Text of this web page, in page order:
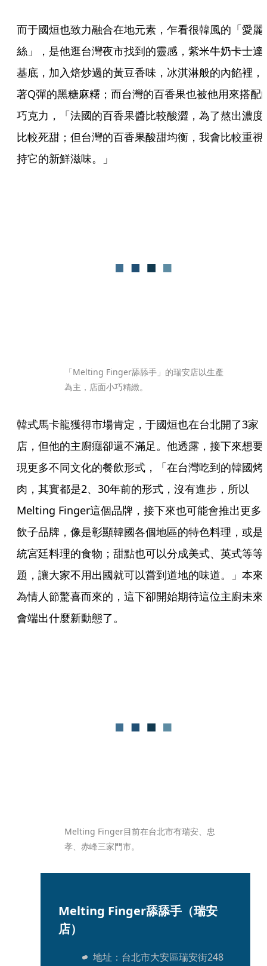
而于國烜也致力融合在地元素，乍看很韓風的「愛麗
絲」，是他逛台灣夜市找到的靈感，紫米牛奶卡士達
基底，加入焙炒過的黃豆香味，冰淇淋般的內餡裡，
著Q彈的黑糖麻糬；而台灣的百香果也被他用來搭配
巧克力，「法國的百香果醬比較酸澀，為了熬出濃度
比較死甜；但台灣的百香果酸甜均衡，我會比較重視
持它的新鮮滋味。」
「Melting Finger舔舔手」的瑞安店以生產
為主，店面小巧精緻。
韓式馬卡龍獲得市場肯定，于國烜也在台北開了3家
店，但他的主廚癮卻還不滿足。他透露，接下來想要
現更多不同文化的餐飲形式，「在台灣吃到的韓國烤
肉，其實都是2、30年前的形式，沒有進步，所以
Melting Finger這個品牌，接下來也可能會推出更多
飲子品牌，像是彰顯韓國各個地區的特色料理，或是
統宮廷料理的食物；甜點也可以分成美式、英式等等
題，讓大家不用出國就可以嘗到道地的味道。」本來
為情人節驚喜而來的，這下卻開始期待這位主廚未來
會端出什麼新動態了。
Melting Finger目前在台北市有瑞安、忠
孝、赤峰三家門市。
Melting Finger舔舔手（瑞安
店）
地址：台北市大安區瑞安街248